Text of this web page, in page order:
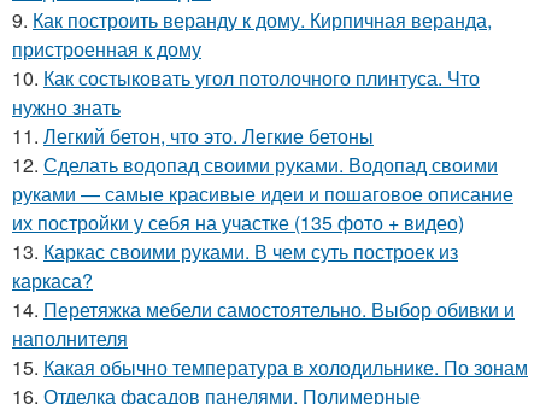
9. Как построить веранду к дому. Кирпичная веранда,
пристроенная к дому
10. Как состыковать угол потолочного плинтуса. Что
нужно знать
11. Легкий бетон, что это. Легкие бетоны
12. Сделать водопад своими руками. Водопад своими
руками — самые красивые идеи и пошаговое описание
их постройки у себя на участке (135 фото + видео)
13. Каркас своими руками. В чем суть построек из
каркаса?
14. Перетяжка мебели самостоятельно. Выбор обивки и
наполнителя
15. Какая обычно температура в холодильнике. По зонам
16. Отделка фасадов панелями. Полимерные